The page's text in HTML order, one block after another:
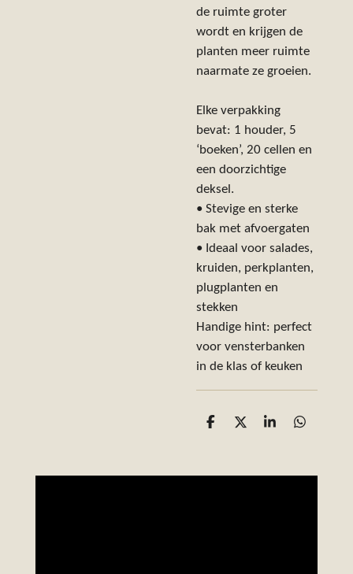
de ruimte groter
wordt en krijgen de
planten meer ruimte
naarmate ze groeien.
Elke verpakking
bevat: 1 houder, 5
‘boeken’, 20 cellen en
een doorzichtige
deksel.
• Stevige en sterke
bak met afvoergaten
• Ideaal voor salades,
kruiden, perkplanten,
plugplanten en
stekken
Handige hint: perfect
voor vensterbanken
in de klas of keuken
D
D
S
D